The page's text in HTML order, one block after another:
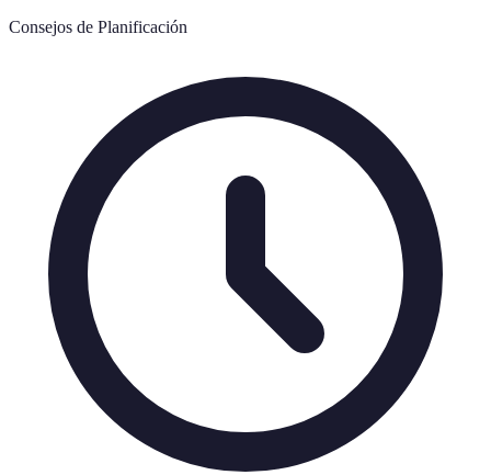
Consejos de Planificación